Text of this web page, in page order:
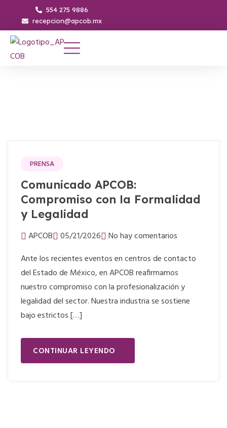
554 275 9886
recepcion@apcob.mx
PRENSA
Comunicado APCOB:
Compromiso con la Formalidad
y Legalidad​
APCOB 05/21/2026
No hay comentarios
Ante los recientes eventos en centros de contacto
del Estado de México, en APCOB reafirmamos
nuestro compromiso con la profesionalización y
legalidad del sector. Nuestra industria se sostiene
bajo estrictos […]
CONTINUAR LEYENDO